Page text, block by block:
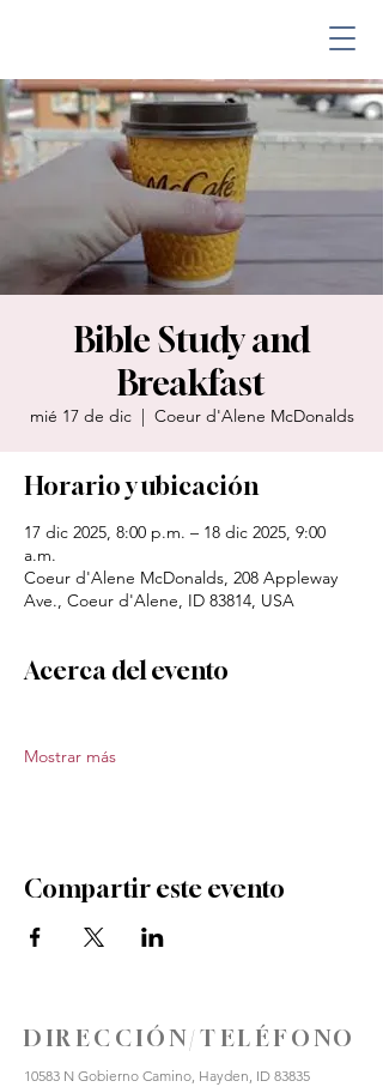
Bible Study and
Breakfast
mié 17 de dic
  |
Coeur d'Alene McDonalds
Horario y ubicación
17 dic 2025, 8:00 p.m. – 18 dic 2025, 9:00
a.m.
Coeur d'Alene McDonalds, 208 Appleway
Ave., Coeur d'Alene, ID 83814, USA
Acerca del evento
Mostrar más
Compartir este evento
DIRECCIÓN/TELÉFONO
10583 N Gobierno Camino, Hayden, ID 83835